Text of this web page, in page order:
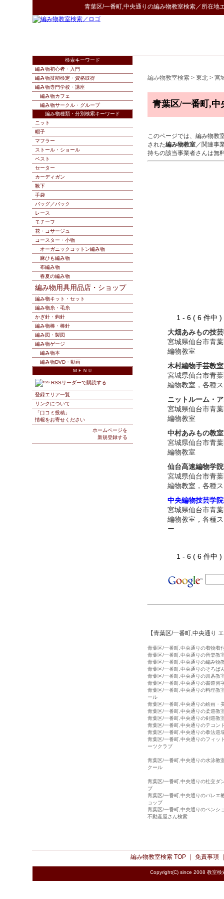
青葉区/一番町,中央通り の編み物教室検索／所在地
編み物教室検索 > 東北 > 宮
青葉区/一番町,中
このページでは、編み物教
された編み物教室／関連事
持ちの該当事業者さんは無
1 - 6 ( 6 件
大畑あみもの技
宮城県仙台市青
編物教室
木村編物手芸教室
宮城県仙台市青
編物教室，各種
ニットルーム・
宮城県仙台市青
編物教室
中村あみもの教室
宮城県仙台市青
編物教室
仙台高速編物学院
宮城県仙台市青
編物教室，各種
中央編物技芸学院
宮城県仙台市青
編物教室，各種
ー
1 - 6 ( 6 件
【青葉区/一番町,中央通り
青葉区/一番町,中央通りの着物着
青葉区/一番町,中央通りの音楽教
青葉区/一番町,中央通りの編み物
青葉区/一番町,中央通りのそろば
青葉区/一番町,中央通りの囲碁教
青葉区/一番町,中央通りの書道習
青葉区/一番町,中央通りの料理教
ール
青葉区/一番町,中央通りの絵画・
青葉区/一番町,中央通りの柔道教
青葉区/一番町,中央通りの剣道教
青葉区/一番町,中央通りのテコン
青葉区/一番町,中央通りの拳法道
青葉区/一番町,中央通りのフィッ
ーツクラブ
青葉区/一番町,中央通りの水泳教
クール
青葉区/一番町,中央通りの社交ダ
プ
青葉区/一番町,中央通りのバレエ
ョップ
青葉区/一番町,中央通りのペンシ
不動産屋さん検索
検索キーワード
編み物初心者・入門
編み物技能検定・資格取得
編み物専門学校・講座
編み物カフェ
編み物サークル・グループ
編み物種類・分別検索キーワード
ニット
帽子
マフラー
ストール・ショール
ベスト
セーター
カーディガン
靴下
手袋
バッグ／バック
レース
モチーフ
花・コサージュ
コースター・小物
オーガニックコットン編み物
麻ひも編み物
布編み物
春夏の編み物
編み物用具用品店・ショップ
編み物キット・セット
編み物糸・毛糸
かぎ針・鉤針
編み物棒・棒針
編み図・製図
編み物ゲージ
編み物本
編み物DVD・動画
ＭＥＮＵ
RSSリーダーで購読する
登録エリア一覧
リンクについて
「口コミ投稿」
情報をお寄せください
ホームページを
新規登録する
編み物教室検索TOP ｜ 免責事項
Copyright(C) since 2008 教室検